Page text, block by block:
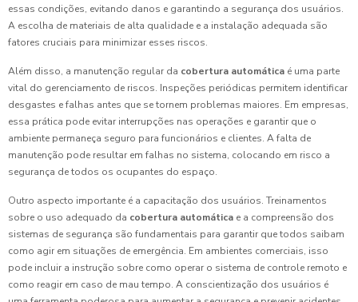
essas condições, evitando danos e garantindo a segurança dos usuários.
A escolha de materiais de alta qualidade e a instalação adequada são
fatores cruciais para minimizar esses riscos.
Além disso, a manutenção regular da cobertura automática é uma parte
vital do gerenciamento de riscos. Inspeções periódicas permitem identificar
desgastes e falhas antes que se tornem problemas maiores. Em empresas,
essa prática pode evitar interrupções nas operações e garantir que o
ambiente permaneça seguro para funcionários e clientes. A falta de
manutenção pode resultar em falhas no sistema, colocando em risco a
segurança de todos os ocupantes do espaço.
Outro aspecto importante é a capacitação dos usuários. Treinamentos
sobre o uso adequado da cobertura automática e a compreensão dos
sistemas de segurança são fundamentais para garantir que todos saibam
como agir em situações de emergência. Em ambientes comerciais, isso
pode incluir a instrução sobre como operar o sistema de controle remoto e
como reagir em caso de mau tempo. A conscientização dos usuários é